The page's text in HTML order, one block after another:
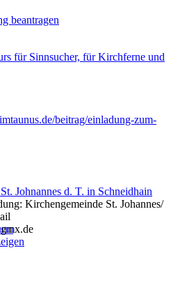
beantragen
für Sinnsucher, für Kirchferne und
beitrag/einladung-zum-
Johnannes d. T. in Schneidhain
Kirchengemeinde St. Johannes/